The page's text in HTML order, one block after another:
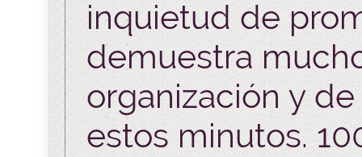
inquietud de
demuestra
organización y
estos minutos.